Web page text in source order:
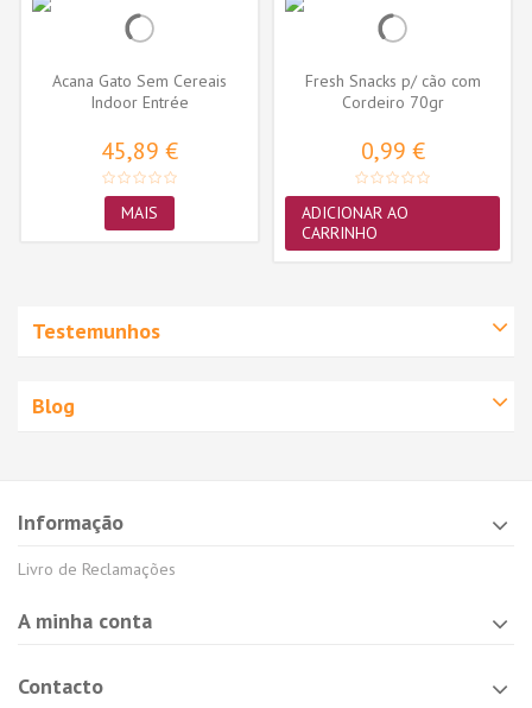
Acana Gato Sem Cereais
Indoor Entrée
45,89 €
MAIS
Fresh Snacks p/ cão com
Cordeiro 70gr
0,99 €
ADICIONAR AO
CARRINHO
Testemunhos
Blog
Informação
Livro de Reclamações
A minha conta
Contacto